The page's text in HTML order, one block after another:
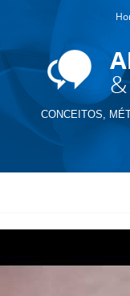
CONCEITOS,